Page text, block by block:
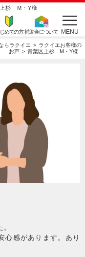
上杉 M・Y様
めての方補助金について MENU
らラクイエ
ラクイエお客様の
お声
青葉区上杉 M・Y様
心感があります。あり